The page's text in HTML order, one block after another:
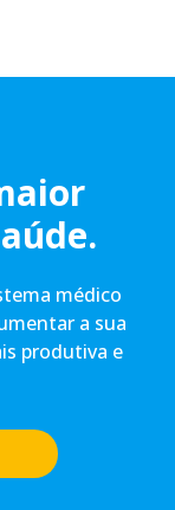
médico
a sua
produtiva e